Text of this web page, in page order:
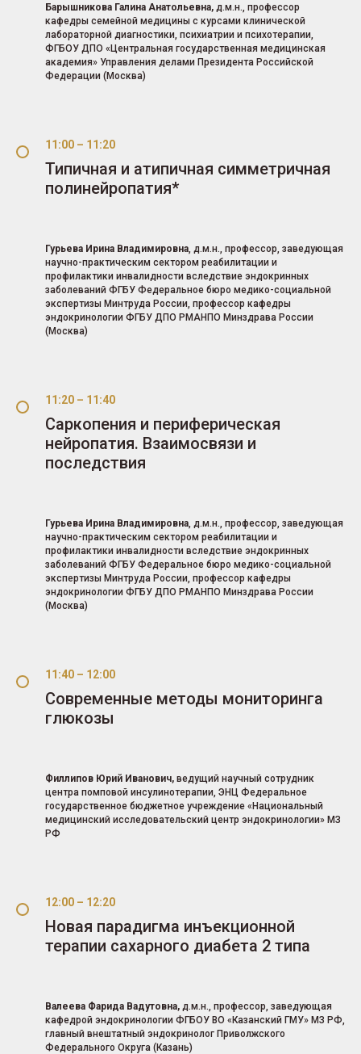
Барышникова Галина Анатольевна, д.м.н., профессор
кафедры семейной медицины с курсами клинической
лабораторной диагностики, психиатрии и психотерапии,
ФГБОУ ДПО «Центральная государственная медицинская
академия» Управления делами Президента Российской
Федерации (Москва)
11:00 – 11:20
Типичная и атипичная симметричная
полинейропатия*
Гурьева Ирина Владимировна , д.м.н., профессор, заведующая
научно-практическим сектором реабилитации и
профилактики инвалидности вследствие эндокринных
заболеваний ФГБУ Федеральное бюро медико-социальной
экспертизы Минтруда России, профессор кафедры
эндокринологии ФГБУ ДПО РМАНПО Минздрава России
(Москва)
11:20 – 11:40
Саркопения и периферическая
нейропатия. Взаимосвязи и
последствия
Гурьева Ирина Владимировна , д.м.н., профессор, заведующая
научно-практическим сектором реабилитации и
профилактики инвалидности вследствие эндокринных
заболеваний ФГБУ Федеральное бюро медико-социальной
экспертизы Минтруда России, профессор кафедры
эндокринологии ФГБУ ДПО РМАНПО Минздрава России
(Москва)
11:40 – 12:00
Современные методы мониторинга
глюкозы
Филлипов Юрий Иванович, ведущий научный сотрудник
центра помповой инсулинотерапии, ЭНЦ Федеральное
государственное бюджетное учреждение «Национальный
медицинский исследовательский центр эндокринологии» МЗ
РФ
12:00 – 12:20
Новая парадигма инъекционной
терапии сахарного диабета 2 типа
Валеева Фарида Вадутовна, д.м.н., профессор, заведующая
кафедрой эндокринологии ФГБОУ ВО «Казанский ГМУ» МЗ РФ,
главный внештатный эндокринолог Приволжского
Федерального Округа (Казань)